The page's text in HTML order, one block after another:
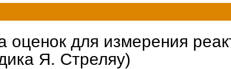
оценок для измерения
Я. Стреляу)